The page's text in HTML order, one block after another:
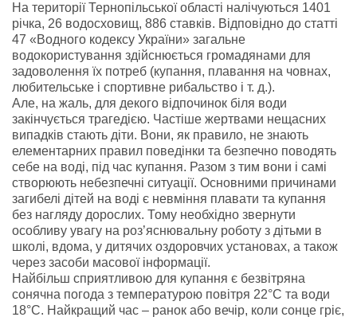
На території Тернопільської області налічуються 1401
річка, 26 водосховищ, 886 ставків. Відповідно до статті
47 «Водного кодексу України» загальне
водокористування здійснюється громадянами для
задоволення їх потреб (купання, плавання на човнах,
любительське і спортивне рибальство і т. д.).
Але, на жаль, для декого відпочинок біля води
закінчується трагедією. Частіше жертвами нещасних
випадків стають діти. Вони, як правило, не знають
елементарних правил поведінки та безпечно поводять
себе на воді, під час купання. Разом з тим вони і самі
створюють небезпечні ситуації. Основними причинами
загибелі дітей на воді є невміння плавати та купання
без нагляду дорослих. Тому необхідно звернути
особливу увагу на роз’яснювальну роботу з дітьми в
школі, вдома, у дитячих оздоровчих установах, а також
через засоби масової інформації.
Найбільш сприятливою для купання є безвітряна
сонячна погода з температурою повітря 22°С та води
18°С. Найкращий час – ранок або вечір, коли сонце гріє,